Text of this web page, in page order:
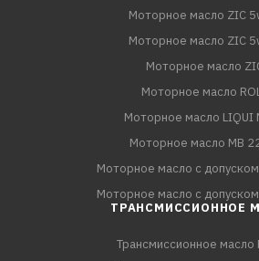
Моторное масло ZIC
Моторное масло ZIC
Моторное масло
Моторное масло
Моторное масло LIQUI
Моторное масло MB
Моторное масло с
Моторное масло с
ТРАНСМИССИОННОЕ
Трансмиссионное масло